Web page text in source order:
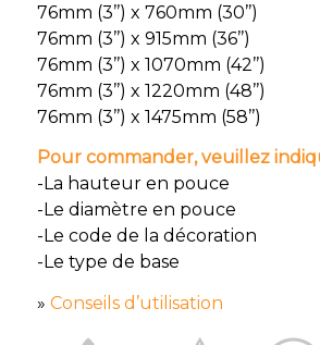
76mm (3’’) x 760mm (30’’)
76mm (3’’) x 915mm (36’’)
76mm (3’’) x 1070mm (42’’)
76mm (3’’) x 1220mm (48’’)
76mm (3’’) x 1475mm (58’’)
Pour commander, veuillez
-La hauteur en pouce
-Le diamètre en pouce
-Le code de la décoration
-Le type de base
» Conseils d’utilisation